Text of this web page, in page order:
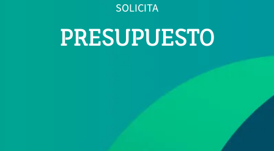
SOLICITA
PRESUPUESTO